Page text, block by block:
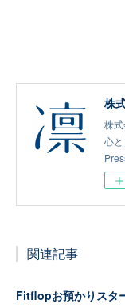
株
株
心
関連記事
Fitflopお預かりスタ